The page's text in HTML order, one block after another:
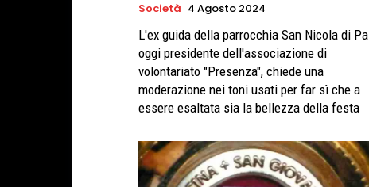
Società 4 Agosto 2024
L'ex guida della parrocchia San Nicola di
oggi presidente dell'associazione di
volontariato "Presenza", chiede una
moderazione nei toni usati per far sì che a
essere esaltata sia la bellezza della festa